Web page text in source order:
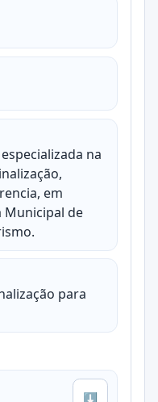
na
em
Municipal de
para
⬇